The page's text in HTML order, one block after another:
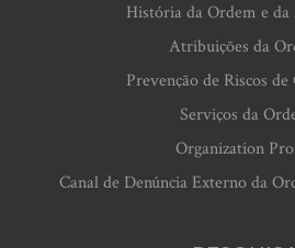
História da Ordem e da
Atribuições da
Prevenção de Riscos
Serviços da
Organization
Canal de Denúncia Externo da